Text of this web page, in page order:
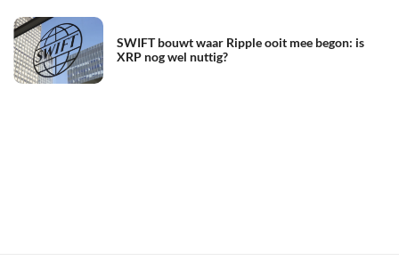
SWIFT bouwt waar Ripple ooit mee begon: is
XRP nog wel nuttig?